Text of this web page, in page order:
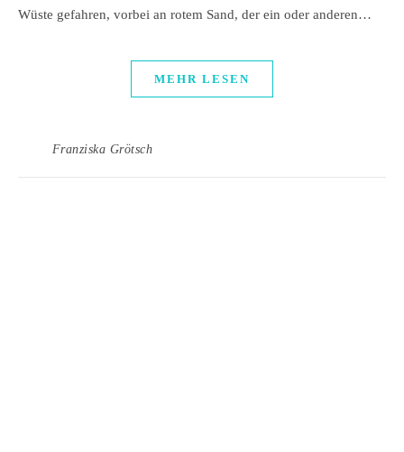
Wüste gefahren, vorbei an rotem Sand, der ein oder anderen…
MEHR LESEN
Franziska Grötsch